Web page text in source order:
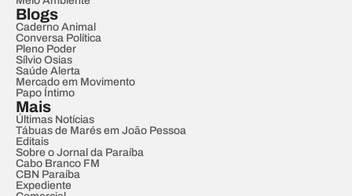
Blogs
Caderno Animal
Conversa Política
Pleno Poder
Sílvio Osias
Saúde Alerta
Mercado em Movimento
Papo Íntimo
Mais
Últimas Notícias
Tábuas de Marés em João Pessoa
Editais
Sobre o Jornal da Paraíba
Cabo Branco FM
CBN Paraíba
Expediente